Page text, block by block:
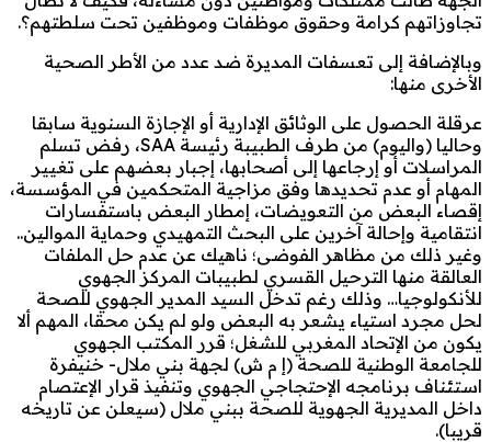
تجاوزاتهم كرامة وحقوق موظفات وموظفين تحت سلطتهم؟.
وبالإضافة إلى تعسفات المديرة ضد عدد من الأطر الصحية
الأخرى منها:
عرقلة الحصول على الوثائق الإدارية أو الإجازة السنوية سابقا
وحاليا (واليوم) من طرف الطبيبة رئيسة SAA، رفض تسلم
المراسلات أو إرجاعها إلى أصحابها، إجبار بعضهم على تغيير
المهام أو عدم تحديدها وفق مزاجية المتحكمين في المؤسسة،
إقصاء البعض من التعويضات، إمطار البعض باستفسارات
انتقامية وإحالة آخرين على البحث التمهيدي وحماية الموالين..
وغير ذلك من مظاهر الفوضى؛ ناهيك عن عدم حل الملفات
العالقة منها الترحيل القسري لطبيبات المركز الجهوي
للأنكولوجيا… وذلك رغم تدخل السيد المدير الجهوي للصحة
لحل مجرد استياء يشعر به البعض ولو لم يكن محقا، المهم ألا
يكون من الإتحاد المغربي للشغل؛ قرر المكتب الجهوي
للجامعة الوطنية للصحة (إ م ش) لجهة بني ملال- خنيفرة
استئناف برنامجه الإحتجاجي الجهوي وتنفيذ قرار الإعتصام
داخل المديرية الجهوية للصحة ببني ملال (سيعلن عن تاريخه
قريبا).